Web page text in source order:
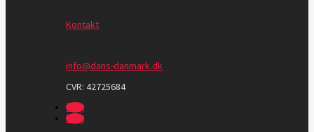
Kontakt
info@dans-danmark.dk
CVR:42725684
Følg
Følg